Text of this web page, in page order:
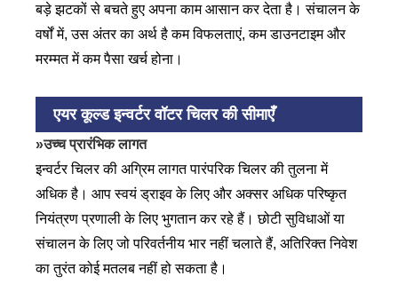
बड़े झटकों से बचते हुए अपना काम आसान कर देता है। संचालन के
वर्षों में, उस अंतर का अर्थ है कम विफलताएं, कम डाउनटाइम और
मरम्मत में कम पैसा खर्च होना।
एयर कूल्ड इन्वर्टर वॉटर चिलर की सीमाएँ
»उच्च प्रारंभिक लागत
इन्वर्टर चिलर की अग्रिम लागत पारंपरिक चिलर की तुलना में
अधिक है। आप स्वयं ड्राइव के लिए और अक्सर अधिक परिष्कृत
नियंत्रण प्रणाली के लिए भुगतान कर रहे हैं। छोटी सुविधाओं या
संचालन के लिए जो परिवर्तनीय भार नहीं चलाते हैं, अतिरिक्त निवेश
का तुरंत कोई मतलब नहीं हो सकता है।